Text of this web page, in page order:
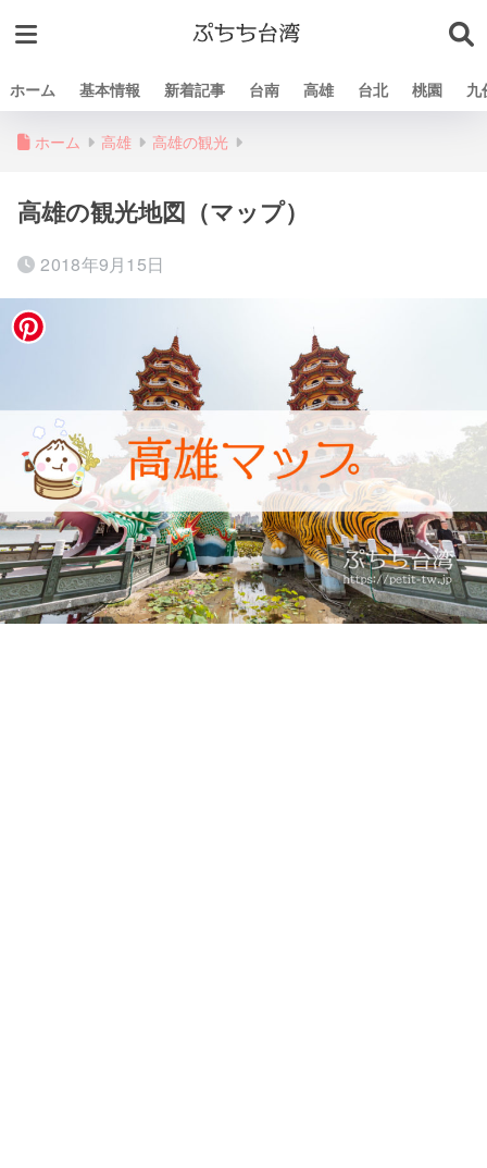
ホーム 基本情報 新着記事 台南 高雄 台北 桃園 九
ホーム 高雄 高雄の観光
高雄の観光地図（マップ）
2018年9月15日